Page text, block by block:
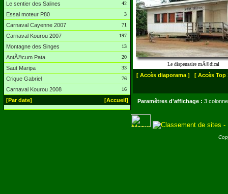
Le sentier des Salines 42
Essai moteur P80 3
Carnaval Cayenne 2007 71
Carnaval Kourou 2007 197
Montagne des Singes 13
AntÃ©cum Pata 20
Saut Maripa 33
Crique Gabriel 76
Carnaval Kourou 2008 16
[Par date] [Accueil]
Le dispensaire mÃ©dical
[ Accès diaporama ] [ Accès Top
Paramêtres d'affichage : 3